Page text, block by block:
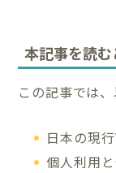
本記事を読
この記事では
日本の現
個人利用